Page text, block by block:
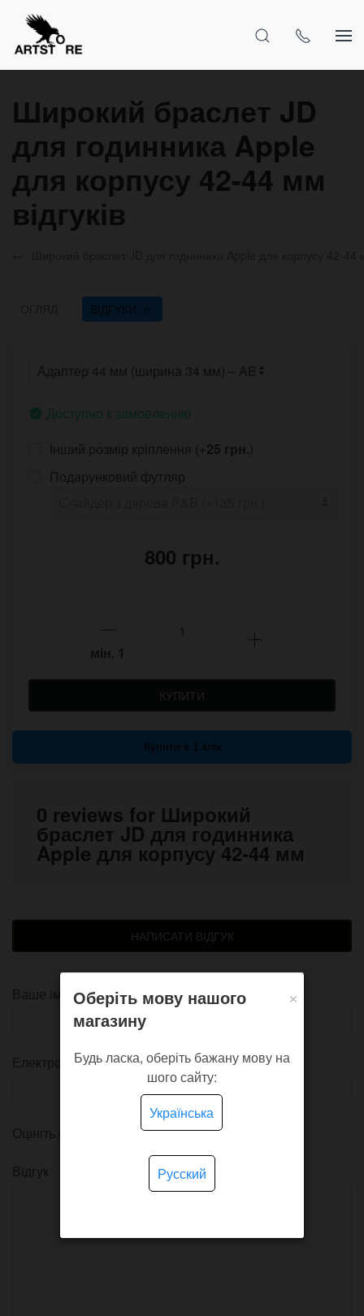
Широкий браслет JD
для годинника Apple
для корпусу 42-44 мм
відгуків
ВІДГУКИ 0
Доступно к замовленню
Інший розмір кріплення (+25 грн.)
Подарунковий футляр
800 грн.
мін. 1
КУПИТИ
Купити в 1 клік
0 reviews for Широкий
браслет JD для годинника
Apple для корпусу 42-44 мм
НАПИСАТИ ВІДГУК
Ваше ім'я
Електронна пошта
Оцініть продукт
Відгук
×
Оберіть мову нашого
магазину
Будь ласка, оберіть бажану мову на
шого сайту:
Українська
Русский